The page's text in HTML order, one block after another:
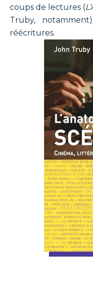
coups de lectures (
Truby,
réécritures.